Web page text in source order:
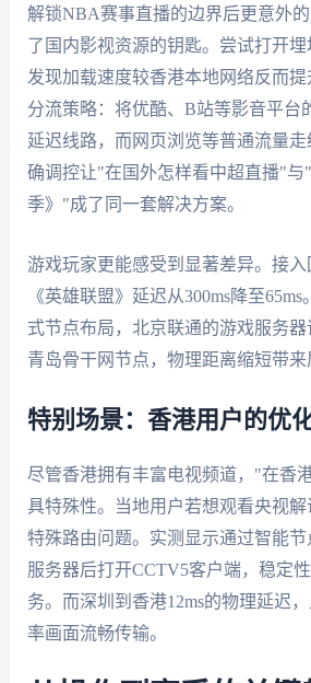
解锁NBA赛事直播的边界后更意外
了国内影视资源的钥匙。尝试打开
发现加载速度较香港本地网络反而
分流策略：将优酷、B站等影音平台
延迟线路，而网页浏览等普通流量
确调控让"在国外怎样看中超直播"与
季》"成了同一套解决方案。
游戏玩家更能感受到显著差异。接
《英雄联盟》延迟从300ms降至
式节点布局，北京联通的游戏服务
青岛骨干网节点，物理距离缩短带来
特别场景：香港用户的优
尽管香港拥有丰富电视频道，"在香
具特殊性。当地用户若想观看央视
特殊路由问题。实测显示通过智能节
服务器后打开CCTV5客户端，稳定
务。而深圳到香港12ms的物理延迟
率画面流畅传输。